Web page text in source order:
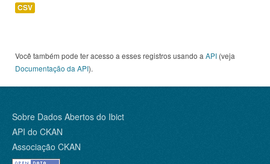
CSV
Você também pode ter acesso a esses registros usando a API (veja
Documentação da API).
Sobre Dados Abertos do Ibict
API do CKAN
Associação CKAN